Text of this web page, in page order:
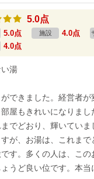
5.0点
5.0点 施設 4.0点
4.0点
わらない湯
できました。経営者が
屋もきれいになりま
でどおり、輝いていま
が、お湯は、これまで
す。多くの人は、こ
うど良い位です。本当